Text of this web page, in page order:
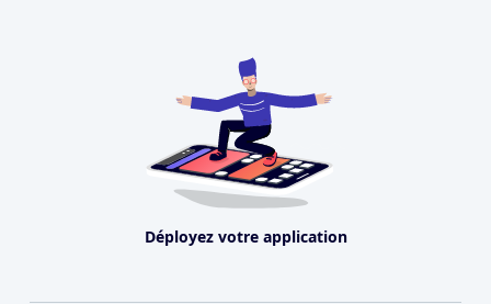
Déployez votre application